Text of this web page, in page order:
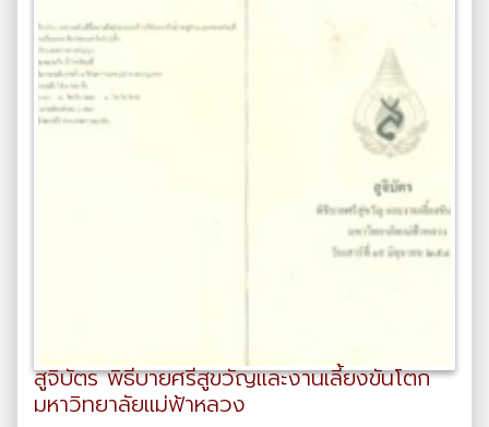
สูจิบัตร พิธีบายศรีสูขวัญและงานเลี้ยงขันโตก
มหาวิทยาลัยแม่ฟ้าหลวง